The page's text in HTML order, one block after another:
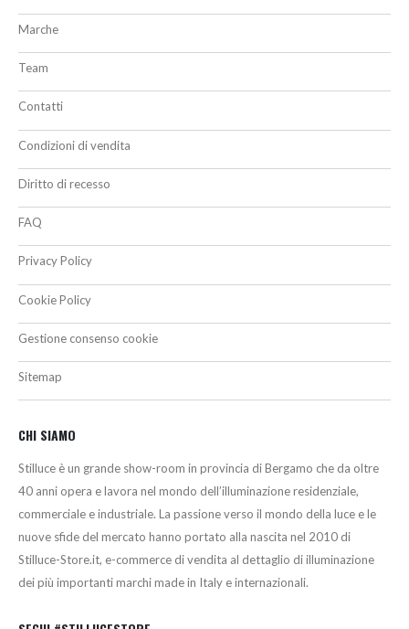
Marche
Team
Contatti
Condizioni di vendita
Diritto di recesso
FAQ
Privacy Policy
Cookie Policy
Gestione consenso cookie
Sitemap
CHI SIAMO
Stilluce è un grande show-room in provincia di Bergamo che da oltre
40 anni opera e lavora nel mondo dell’illuminazione residenziale,
commerciale e industriale. La passione verso il mondo della luce e le
nuove sfide del mercato hanno portato alla nascita nel 2010 di
Stilluce-Store.it, e-commerce di vendita al dettaglio di illuminazione
dei più importanti marchi made in Italy e internazionali.